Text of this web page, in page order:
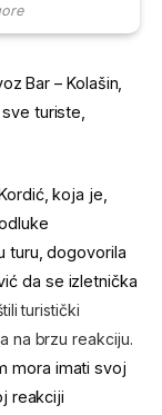
Bar – Kolašin,
turiste,
koja je,
turu, dogovorila
da se izletnička
turistički
na brzu reakciju.
mora imati svoj
reakciji